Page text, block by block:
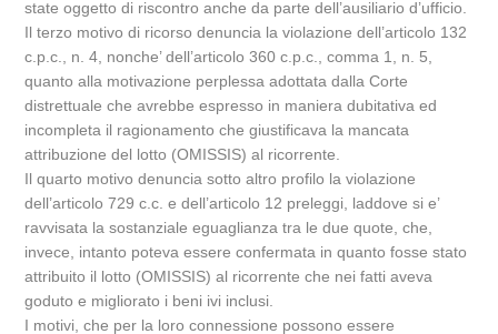
state oggetto di riscontro anche da parte dell’ausiliario d’ufficio.
Il terzo motivo di ricorso denuncia la violazione dell’articolo 132
c.p.c., n. 4, nonche’ dell’articolo 360 c.p.c., comma 1, n. 5,
quanto alla motivazione perplessa adottata dalla Corte
distrettuale che avrebbe espresso in maniera dubitativa ed
incompleta il ragionamento che giustificava la mancata
attribuzione del lotto (OMISSIS) al ricorrente.
Il quarto motivo denuncia sotto altro profilo la violazione
dell’articolo 729 c.c. e dell’articolo 12 preleggi, laddove si e’
ravvisata la sostanziale eguaglianza tra le due quote, che,
invece, intanto poteva essere confermata in quanto fosse stato
attribuito il lotto (OMISSIS) al ricorrente che nei fatti aveva
goduto e migliorato i beni ivi inclusi.
I motivi, che per la loro connessione possono essere